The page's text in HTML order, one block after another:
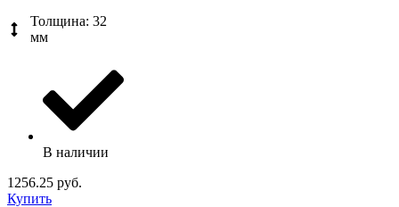
Толщина: 32
мм
В наличии
1256.25 руб.
Купить